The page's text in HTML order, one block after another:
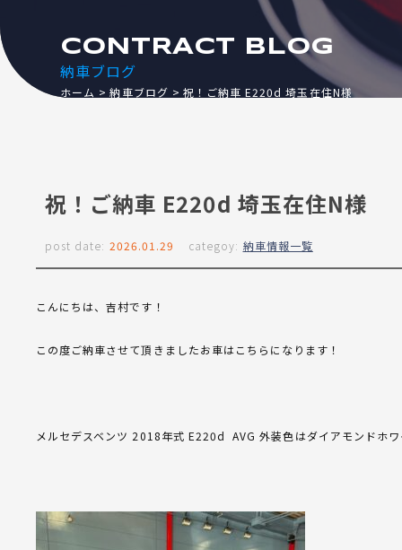
納車ブログ
CONTRACT BLOG
ホーム 納車ブログ 祝！ご納車 E220d 埼玉在住N様
祝！ご納車 E220d 埼玉在住N様
post date: 2026.01.29 categoy: 納車情報一覧
こんにちは、吉村です！
この度ご納車させて頂きましたお車はこちらになります！
メルセデスベンツ 2018年式 E220d AVG 外装色はダイアモンドホワ